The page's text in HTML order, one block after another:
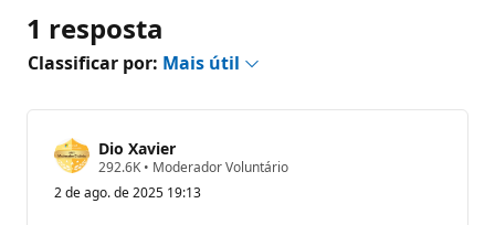
1 resposta
Classificar por: Mais útil
Dio Xavier
292.6K P
n
• Moderador Voluntário
2 de ago. de 2025 19:13